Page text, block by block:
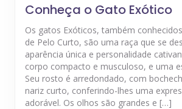
Conheça o Gato Exótico
Os gatos Exóticos, também
de Pelo Curto, são uma raça que se
aparência única e personalidade
corpo compacto e musculoso, e uma
Seu rosto é arredondado, com
nariz curto, conferindo-lhes uma
adorável. Os olhos são grandes e […]